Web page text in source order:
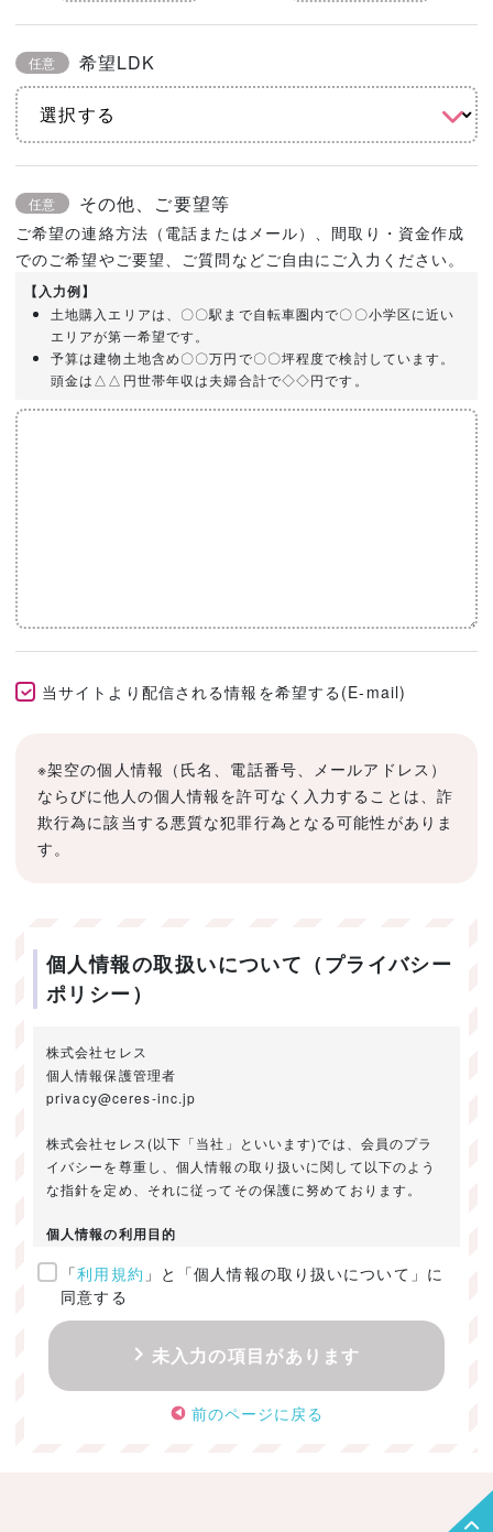
任意 希望LDK
任意 その他、ご要望等
ご希望の連絡方法（電話またはメール）、間取り・資金作成
でのご希望やご要望、ご質問などご自由にご入力ください。
【入力例】
土地購入エリアは、〇〇駅まで自転車圏内で〇〇小学区に近い
エリアが第一希望です。
予算は建物土地含め〇〇万円で〇〇坪程度で検討しています。
頭金は△△円世帯年収は夫婦合計で◇◇円です。
当サイトより配信される情報を希望する(E-mail)
※架空の個人情報（氏名、電話番号、メールアドレス）
ならびに他人の個人情報を許可なく入力することは、詐
欺行為に該当する悪質な犯罪行為となる可能性がありま
す。
個人情報の取扱いについて（プライバシー
ポリシー）
株式会社セレス
個人情報保護管理者
privacy@ceres-inc.jp
株式会社セレス(以下「当社」といいます)では、会員のプラ
イバシーを尊重し、個人情報の取り扱いに関して以下のよう
な指針を定め、それに従ってその保護に努めております。
個人情報の利用目的
ご提供いただきました個人情報は、以下のためにのみ利用い
たします。
・お問い合わせに対する回答及び資料送付のご連絡
・当社のお客様向けサービスの提供
・本人確認
・サービスの開発・改善のための分析
「利用規約 」と「個人情報の取り扱いについて」に
同意する
未入力の項目があります
前のページに戻る